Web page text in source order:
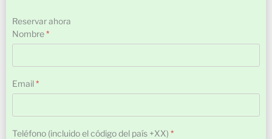
Reservar ahora
Nombre*
Email*
Teléfono (incluido el código del país +XX) *